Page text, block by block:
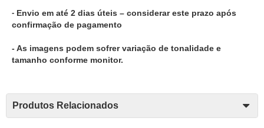
- Envio em até 2 dias úteis – considerar este prazo após
confirmação de pagamento
- As imagens podem sofrer variação de tonalidade e
tamanho conforme monitor.
Produtos Relacionados